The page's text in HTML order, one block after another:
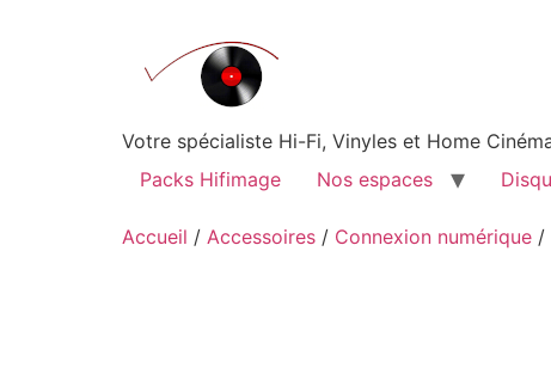
Votre spécialiste Hi-Fi, Vinyles et Home
Packs Hifimage
Nos espaces
Accueil / Accessoires / Connexion numérique /